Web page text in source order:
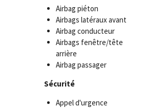
Airbag piéton
Airbags latéraux avant
Airbag conducteur
Airbags fenêtre/tête
arrière
Airbag passager
Sécurité
Appel d'urgence